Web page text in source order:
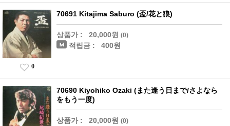
70691 Kitajima Saburo (盃/花と狼)
상품가 : 20,000원 (0)
적립금 : 400원
0
70690 Kiyohiko Ozaki (また逢う日まで/さよなら
をもう一度)
상품가 : 20,000원 (0)